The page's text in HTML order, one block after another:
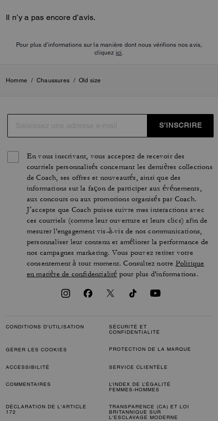
Il n’y a pas encore d’avis.
Pour plus d’informations sur la manière dont nous vérifions nos avis,
cliquez ici
Homme / Chaussures / Old size
S’INSCRIRE
En vous inscrivant, vous acceptez de recevoir des
courriels personnalisés concernant les dernières collections
de Coach, ses offres et nouveautés, ainsi que des
informations sur la façon de participer aux événements,
aux concours ou aux promotions organisés par Coach.
J’accepte que Coach puisse suivre mes interactions avec
ces courriels (comme leur ouverture et leurs clics) afin de
mesurer l'engagement vis-à-vis de nos communications,
personnaliser leur contenu et améliorer la performance de
nos campagnes marketing. Vous pouvez retirer votre
consentement à tout moment. Consultez notre Politique
en matière de confidentialité pour plus d'informations.
CONDITIONS D'UTILISATION
SÉCURITÉ ET
CONFIDENTIALITÉ
GÉRER LES COOKIES PROTECTION DE LA MARQUE
ACCESSIBILITÉ SERVICE CLIENTÈLE
COMMENTAIRES
L’INDEX DE L’ÉGALITÉ
FEMMES-HOMMES
DÉCLARATION DE L'ARTICLE
172
TRANSPARENCE (CA) ET LOI
BRITANNIQUE SUR
L'ESCLAVAGE MODERNE